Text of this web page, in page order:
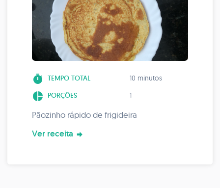
timer TEMPO TOTAL 10 minutos
pie_chart PORÇÕES 1
Pãozinho rápido de frigideira
Ver receita